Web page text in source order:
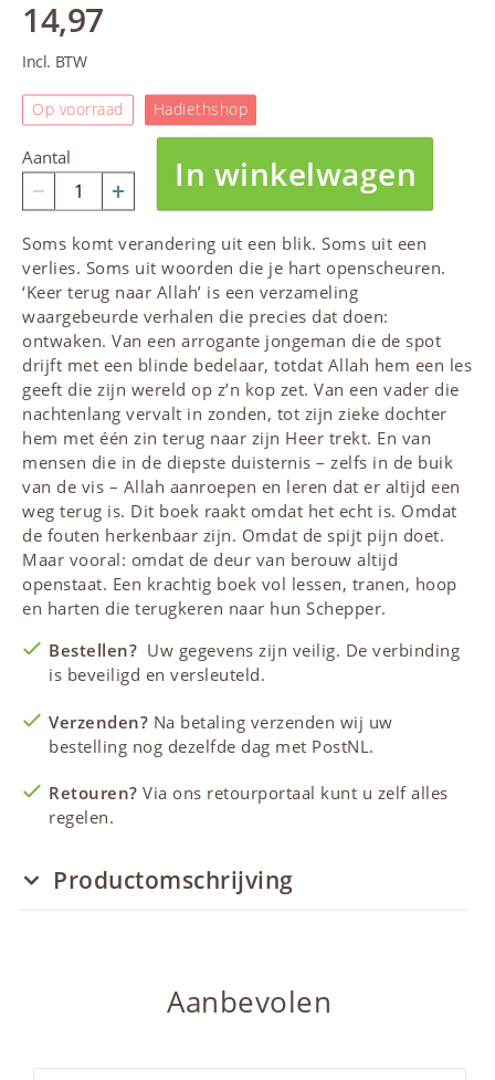
14,97
Incl. BTW
Op voorraad Hadiethshop
Aantal In winkelwagen
Soms komt verandering uit een blik. Soms uit een
verlies. Soms uit woorden die je hart openscheuren.
‘Keer terug naar Allah’ is een verzameling
waargebeurde verhalen die precies dat doen:
ontwaken. Van een arrogante jongeman die de spot
drijft met een blinde bedelaar, totdat Allah hem een les
geeft die zijn wereld op z’n kop zet. Van een vader die
nachtenlang vervalt in zonden, tot zijn zieke dochter
hem met één zin terug naar zijn Heer trekt. En van
mensen die in de diepste duisternis – zelfs in de buik
van de vis – Allah aanroepen en leren dat er altijd een
weg terug is. Dit boek raakt omdat het echt is. Omdat
de fouten herkenbaar zijn. Omdat de spijt pijn doet.
Maar vooral: omdat de deur van berouw altijd
openstaat. Een krachtig boek vol lessen, tranen, hoop
en harten die terugkeren naar hun Schepper.
Bestellen? Uw gegevens zijn veilig. De verbinding
is beveiligd en versleuteld.
Verzenden? Na betaling verzenden wij uw
bestelling nog dezelfde dag met PostNL.
Retouren? Via ons retourportaal kunt u zelf alles
regelen.
Productomschrijving
Aanbevolen